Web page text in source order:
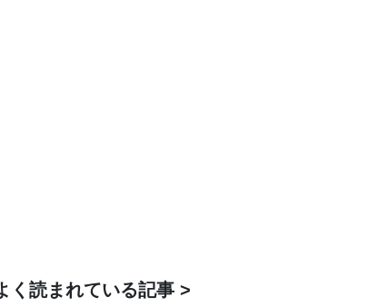
トコイン100万ドル
く読まれている記事